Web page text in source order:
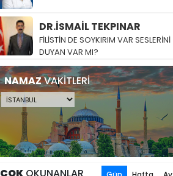
DR.İSMAİL TEKPINAR
FİLİSTİN DE SOYKIRIM VAR SESLERİNİ
DUYAN VAR MI?
NAMAZVAKİTLERİ